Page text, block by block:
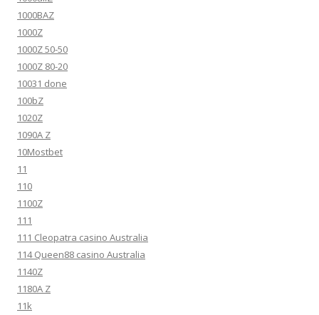
1000BAZ
1000Z
1000Z 50-50
1000Z 80-20
10031 done
100bZ
1020Z
1090A Z
10Mostbet
11
110
1100Z
111
111 Cleopatra casino Australia
114 Queen88 casino Australia
1140Z
1180A Z
11k